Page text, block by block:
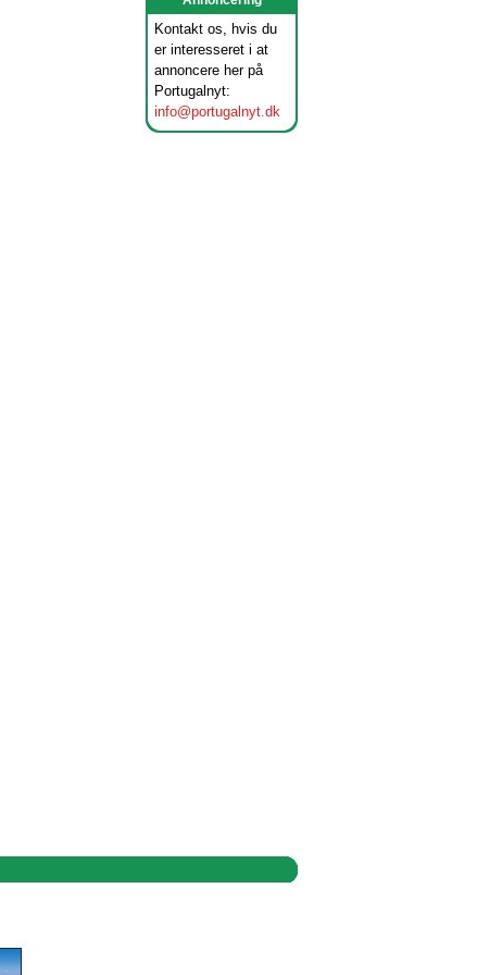
Kontakt os, hvis du
er interesseret i at
annoncere her på
Portugalnyt:
info@portugalnyt.dk